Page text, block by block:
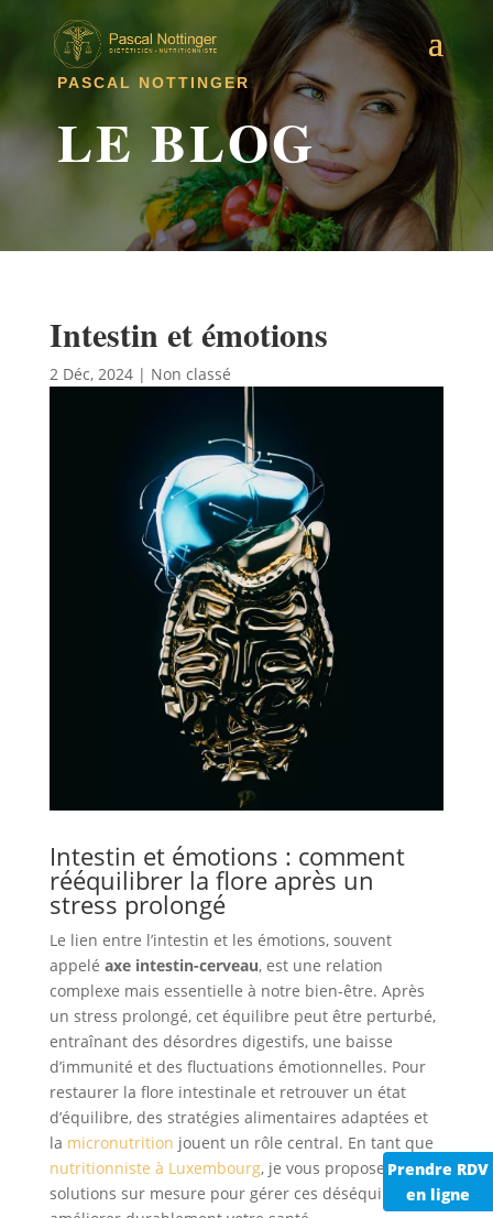
Prendre RDV
en ligne
PASCAL NOTTINGER
LE BLOG
Intestin et émotions
2 Déc, 2024| Non classé
Intestin et émotions : comment
rééquilibrer la flore après un
stress prolongé
Le lien entre l’intestin et les émotions, souvent
appelé axe intestin-cerveau, est une relation
complexe mais essentielle à notre bien-être. Après
un stress prolongé, cet équilibre peut être perturbé,
entraînant des désordres digestifs, une baisse
d’immunité et des fluctuations émotionnelles. Pour
restaurer la flore intestinale et retrouver un état
d’équilibre, des stratégies alimentaires adaptées et
la micronutrition jouent un rôle central. En tant que
nutritionniste à Luxembourg, je vous propose des
solutions sur mesure pour gérer ces déséquilibres et